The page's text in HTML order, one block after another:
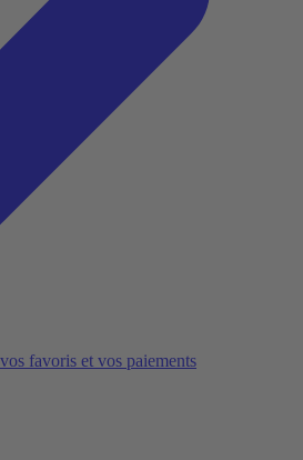
favoris et vos paiements